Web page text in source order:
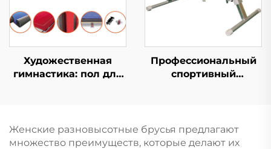
Художественная
гимнастика: пол для
Профессиональный
спортивный
поручнями для
тренировок
Женские разновысотные брусья предлагают
множество преимуществ, которые делают их